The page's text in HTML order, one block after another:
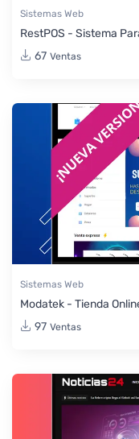
Sistemas Web
RestPOS - Sistema
67 Ventas
Sistemas Web
Modatek - Tienda
97 Ventas